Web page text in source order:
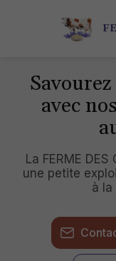
avec
La FERME
une petite
à la